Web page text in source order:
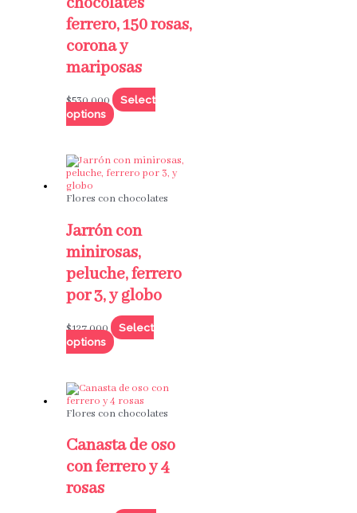
ferrero, 150 rosas,
corona y
mariposas
$530,000
Select
options
Flores con chocolates
Jarrón con
minirosas,
peluche, ferrero
por 3, y globo
$127,000
Select
options
Flores con chocolates
Canasta de oso
con ferrero y 4
rosas